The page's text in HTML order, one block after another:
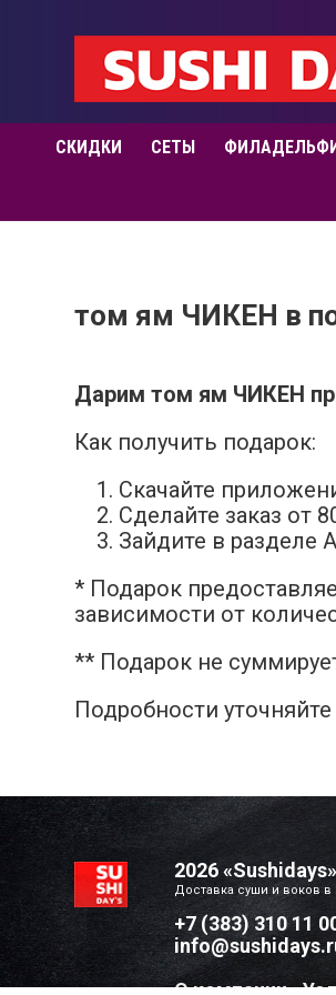
СКИДКИ СЕТЫ
том ям ЧИКЕН в
Дарим том ям ЧИКЕН
Как получить подарок:
Скачайте
Сделайте заказ от
Зайдите в разделе
* Подарок
зависимости от
** Подарок не
Подробности
2026 «Sushidays»
Доставка суши и воков
+7 (383) 310 11
О компании•